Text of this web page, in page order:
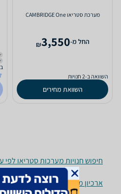
מערכת סטריאו CAMBRIDGE One
‫החל מ-3,550
₪
השוואה ב-2 חנויות
השוואת מחירים
חיפוש חנויות מערכות סטריאו לפי
ארכיון מוצרים